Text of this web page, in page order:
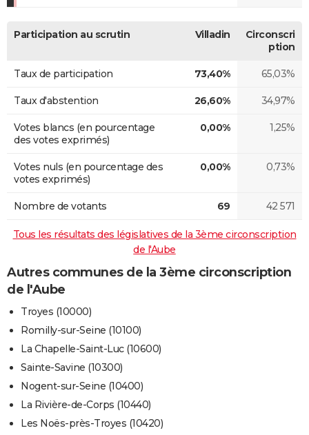
Participation au scrutin Villadin
Circonscri
ption
Taux de participation 73,40% 65,03%
Taux d'abstention 26,60% 34,97%
Votes blancs (en pourcentage
des votes exprimés)
0,00% 1,25%
Votes nuls (en pourcentage des
votes exprimés)
0,00% 0,73%
Nombre de votants 69 42 571
Tous les résultats des législatives de la 3ème circonscription
de l'Aube
Autres communes de la 3ème circonscription
de l'Aube
Troyes (10000)
Romilly-sur-Seine (10100)
La Chapelle-Saint-Luc (10600)
Sainte-Savine (10300)
Nogent-sur-Seine (10400)
La Rivière-de-Corps (10440)
Les Noës-près-Troyes (10420)